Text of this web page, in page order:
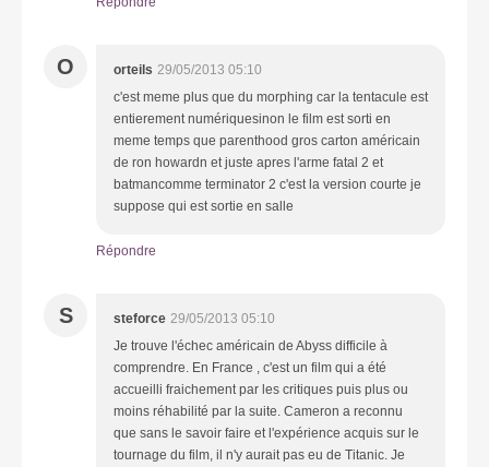
O orteils 29/05/2013 05:10
c'est meme plus que du morphing car la tentacule est
entierement numériquesinon le film est sorti en
meme temps que parenthood gros carton américain
de ron howardn et juste apres l'arme fatal 2 et
batmancomme terminator 2 c'est la version courte je
suppose qui est sortie en salle
Répondre
S steforce 29/05/2013 05:10
Je trouve l'échec américain de Abyss difficile à
comprendre. En France , c'est un film qui a été
accueilli fraichement par les critiques puis plus ou
moins réhabilité par la suite. Cameron a reconnu
que sans le savoir faire et l'expérience acquis sur le
tournage du film, il n'y aurait pas eu de Titanic. Je